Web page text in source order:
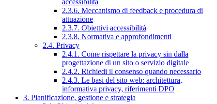
2.3.6. Meccanismo di feedback e procedura di
attuazione
2.3.7. Obiettivi accessibilità
2.3.8. Normativa e approfondimenti
2.4. Privacy
2.4.1. Come rispettare la privacy sin dalla
progettazione di un sito o servizio digitale
2.4.2. Richiedi il consenso quando necessario
2.4.3. Le basi del sito web: architettura,
informativa privacy, riferimenti DPO
3. Pianificazione, gestione e strategia